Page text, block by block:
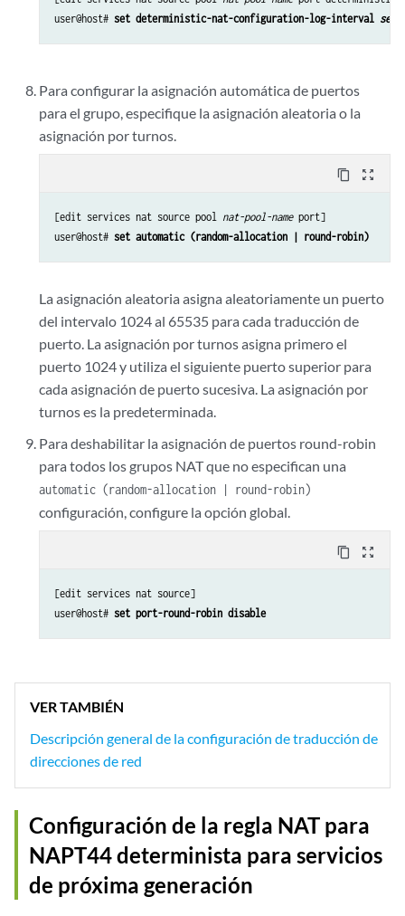
user@host# set deterministic-nat-configuration-log-interval
Para configurar la asignación automática de puertos
para el grupo, especifique la asignación aleatoria o la
asignación por turnos.
content_copy zoom_out_map
[edit services nat source pool nat-pool-name port]
user@host# set automatic (random-allocation | round-robin)
La asignación aleatoria asigna aleatoriamente un puerto
del intervalo 1024 al 65535 para cada traducción de
puerto. La asignación por turnos asigna primero el
puerto 1024 y utiliza el siguiente puerto superior para
cada asignación de puerto sucesiva. La asignación por
turnos es la predeterminada.
Para deshabilitar la asignación de puertos round-robin
para todos los grupos NAT que no especifican una
automatic (random-allocation | round-robin)
configuración, configure la opción global.
content_copy zoom_out_map
[edit services nat source]
user@host# set port-round-robin disable
VER TAMBIÉN
Descripción general de la configuración de traducción de
direcciones de red
Configuración de la regla NAT para
NAPT44 determinista para servicios
de próxima generación